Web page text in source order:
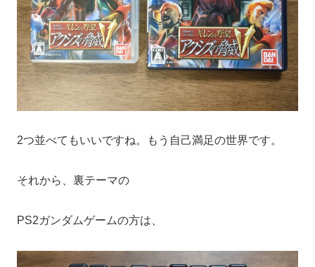
2つ並べてもいいですね。もう自己満足の世界です。
それから、裏テーマの
PS2ガンダムゲームの方は、